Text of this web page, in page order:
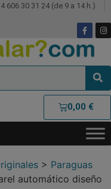
606 30 31 24 (de 9 a 14 h.)
0,00 €
> Paraguas
automático diseño